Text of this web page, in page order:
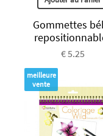
Gommettes
€ 5.25
meilleure
vente